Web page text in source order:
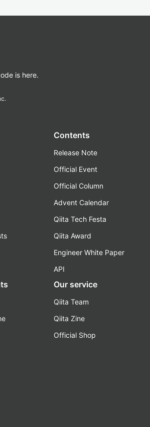
is here.
Contents
Release Note
Official Event
Official Column
Advent Calendar
Qiita Tech Festa
Qiita Award
Engineer White Paper
API
Our service
Qiita Team
Qiita Zine
Official Shop